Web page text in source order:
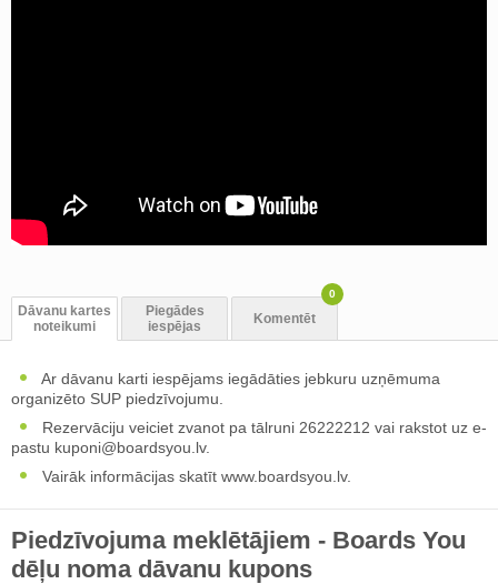
Dāvanu kartes
noteikumi
Piegādes
iespējas
Komentēt
0
Ar dāvanu karti iespējams iegādāties jebkuru uzņēmuma
organizēto SUP piedzīvojumu.
Rezervāciju veiciet zvanot pa tālruni 26222212 vai rakstot uz e-
pastu kuponi@boardsyou.lv.
Vairāk informācijas skatīt www.boardsyou.lv.
Piedzīvojuma meklētājiem - Boards You
dēļu noma dāvanu kupons